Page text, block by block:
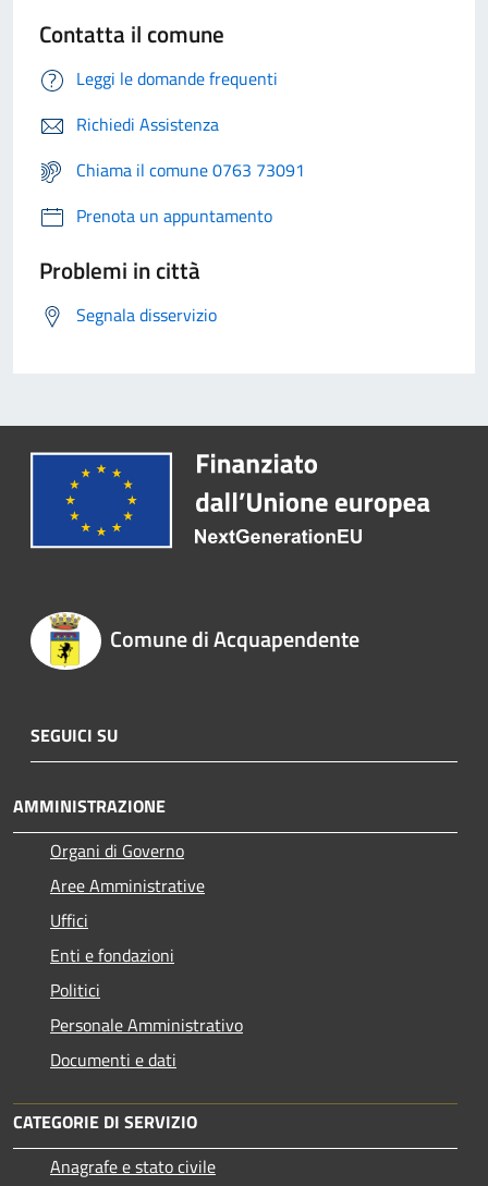
Contatta il comune
Leggi le domande frequenti
Richiedi Assistenza
Chiama il comune 0763 73091
Prenota un appuntamento
Problemi in città
Segnala disservizio
Comune di Acquapendente
SEGUICI SU
AMMINISTRAZIONE
Organi di Governo
Aree Amministrative
Uffici
Enti e fondazioni
Politici
Personale Amministrativo
Documenti e dati
CATEGORIE DI SERVIZIO
Anagrafe e stato civile